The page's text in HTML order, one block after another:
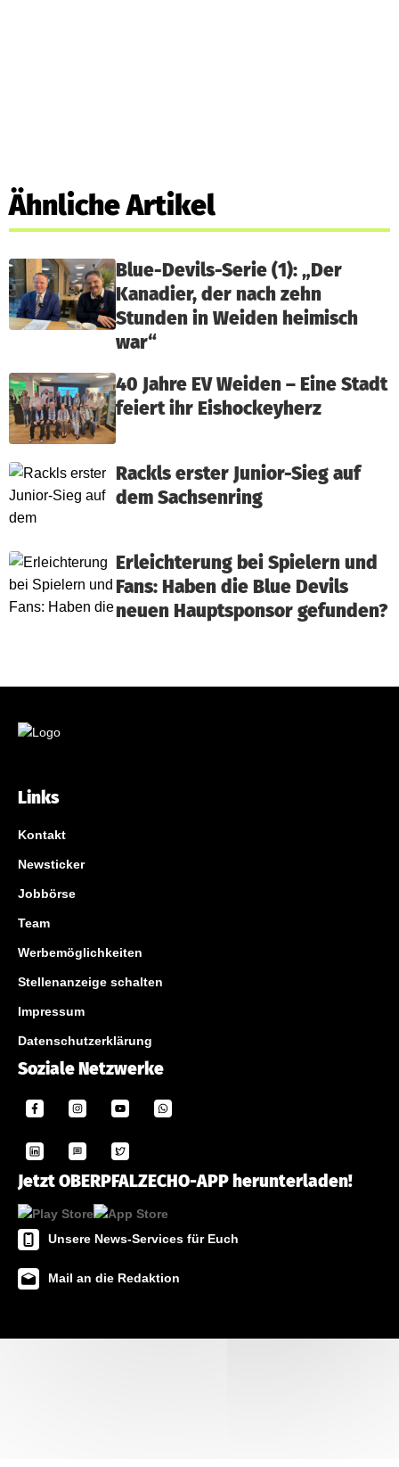
Ähnliche Artikel
Blue-Devils-Serie (1): „Der
Kanadier, der nach zehn
Stunden in Weiden heimisch
war“
40 Jahre EV Weiden – Eine Stadt
feiert ihr Eishockeyherz
Rackls erster Junior-Sieg auf
dem Sachsenring
Erleichterung bei Spielern und
Fans: Haben die Blue Devils
neuen Hauptsponsor gefunden?
Links
Kontakt
Newsticker
Jobbörse
Team
Werbemöglichkeiten
Stellenanzeige schalten
Impressum
Datenschutzerklärung
Soziale Netzwerke
Jetzt OBERPFALZECHO-APP herunterladen!
Unsere News-Services für Euch
Mail an die Redaktion